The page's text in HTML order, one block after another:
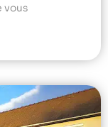
vous